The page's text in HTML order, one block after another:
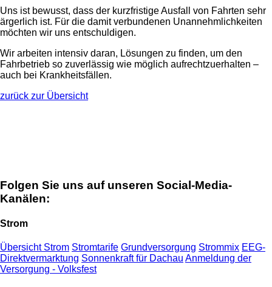
Uns ist bewusst, dass der kurzfristige Ausfall von Fahrten sehr
ärgerlich ist. Für die damit verbundenen Unannehmlichkeiten
möchten wir uns entschuldigen.
Wir arbeiten intensiv daran, Lösungen zu finden, um den
Fahrbetrieb so zuverlässig wie möglich aufrechtzuerhalten –
auch bei Krankheitsfällen.
zurück zur Übersicht
Folgen Sie uns auf unseren Social-Media-
Kanälen:
Strom
Übersicht Strom Stromtarife Grundversorgung Strommix EEG-
Direktvermarktung Sonnenkraft für Dachau Anmeldung der
Versorgung - Volksfest